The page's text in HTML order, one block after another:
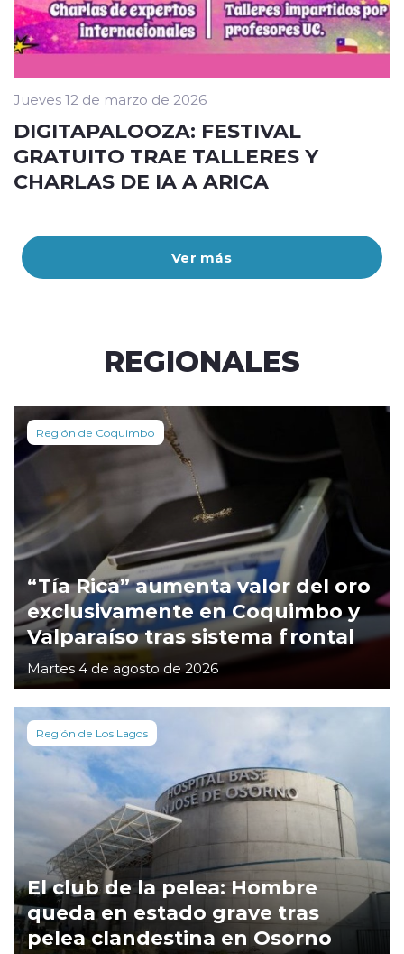
Ver más
Jueves 12 de marzo de 2026
DIGITAPALOOZA: FESTIVAL
GRATUITO TRAE TALLERES Y
CHARLAS DE IA A ARICA
REGIONALES
Región de Coquimbo
“Tía Rica” aumenta valor del oro
exclusivamente en Coquimbo y
Valparaíso tras sistema frontal
Martes 4 de agosto de 2026
Región de Los Lagos
El club de la pelea: Hombre
queda en estado grave tras
pelea clandestina en Osorno